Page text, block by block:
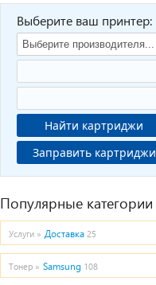
Выберите ваш принтер:
Найти картриджи
Заправить картриджи
Популярные категории
Услуги » Доставка 25
Тонер » Samsung 108